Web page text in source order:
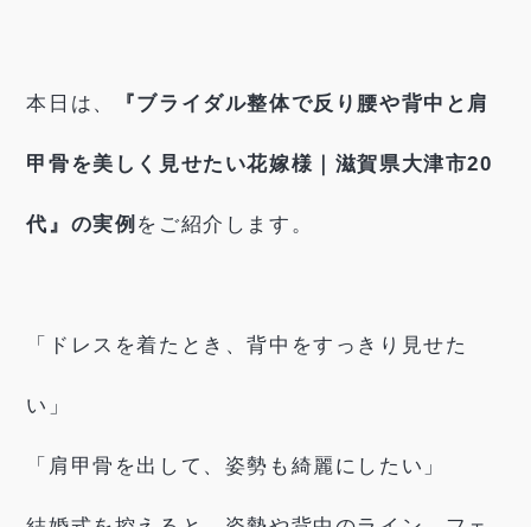
本日は、 『ブライダル整体で反り腰や背中と肩
甲骨を美しく見せたい花嫁様｜滋賀県大津市20
代』の実例 をご紹介します。
「ドレスを着たとき、背中をすっきり見せた
い」
「肩甲骨を出して、姿勢も綺麗にしたい」